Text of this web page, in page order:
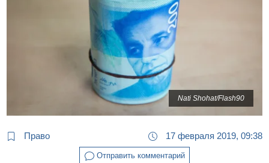
Nati Shohat/Flash90
Право 17 февраля 2019, 09:38
Отправить комментарий